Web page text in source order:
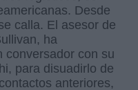
Desde
calla. El asesor de
ha
conversador con su
para disuadirlo de
anteriores,